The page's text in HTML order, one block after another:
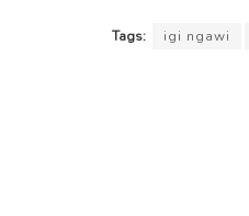
Tags: igi ngawi